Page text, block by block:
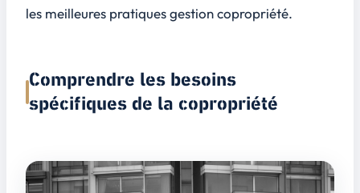
les meilleures pratiques gestion copropriété.
Comprendre les besoins
spécifiques de la copropriété